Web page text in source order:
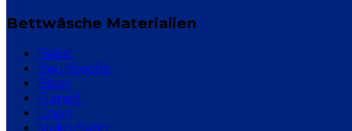
Bettwäsche Materialien
Batist
Baumwolle
Biber
Flanell
Linon